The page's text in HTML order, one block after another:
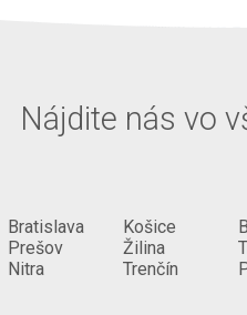
Nájdite nás vo
Bratislava
Prešov
Nitra
Košice
Žilina
Trenčín